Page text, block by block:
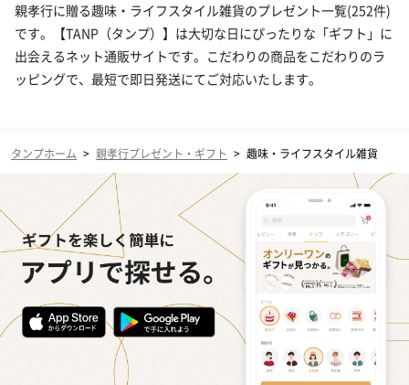
親孝行に贈る趣味・ライフスタイル雑貨のプレゼント一覧(252件)
です。【TANP（タンプ）】は大切な日にぴったりな「ギフト」に
出会えるネット通販サイトです。こだわりの商品をこだわりのラ
ッピングで、最短で即日発送にてご対応いたします。
タンプホーム > 親孝行プレゼント・ギフト > 趣味・ライフスタイル雑貨